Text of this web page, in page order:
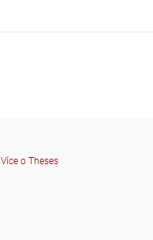
Více o Theses